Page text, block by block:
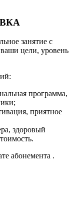
занятие с
цели, уровень
программа,
приятное
здоровый
абонемента .